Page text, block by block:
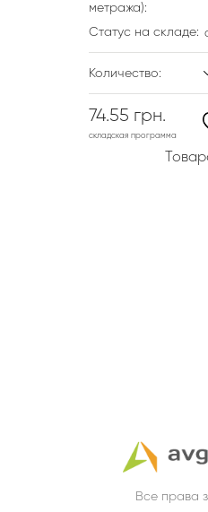
метража):
Статус на складе:
Количество:
74.55 грн.
складская программа
Все права